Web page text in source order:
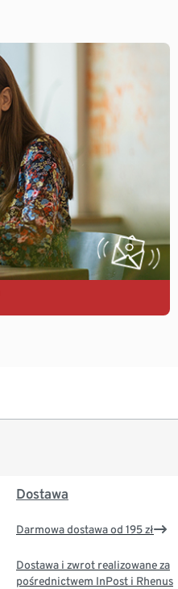
Dostawa
Darmowa dostawa od 195 zł
Dostawa i zwrot realizowane za
pośrednictwem InPost i Rhenus